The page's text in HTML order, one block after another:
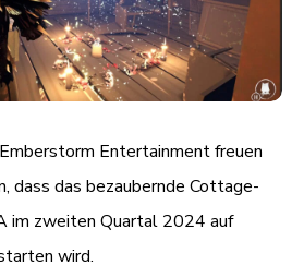
Entertainment freuen
dass das bezaubernde Cottage-
im zweiten Quartal 2024 auf
wird.